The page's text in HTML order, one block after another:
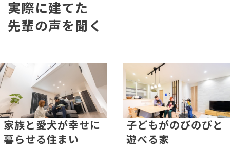
実際に建てた
先輩の声を聞く
家族と愛犬が幸せに
暮らせる住まい
子どもがのびのびと
遊べる家